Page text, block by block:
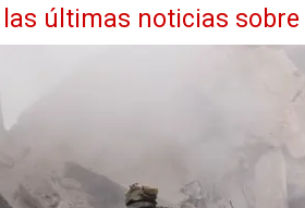
últimas noticias